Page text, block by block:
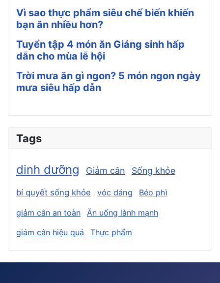
Vì sao thực phẩm siêu chế biến khiến
bạn ăn nhiều hơn?
Tuyển tập 4 món ăn Giáng sinh hấp
dẫn cho mùa lễ hội
Trời mưa ăn gì ngon? 5 món ngon ngày
mưa siêu hấp dẫn
Tags
dinh dưỡng Giảm cân Sống khỏe
bí quyết sống khỏe vóc dáng Béo phì
giảm cân an toàn
Ăn uống lành mạnh
giảm cân hiệu quả
Thực phẩm